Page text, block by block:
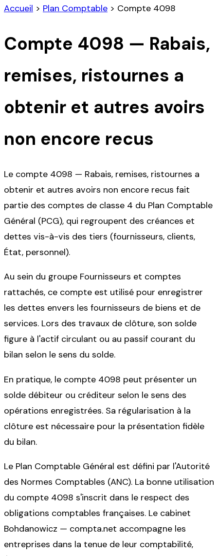
Accueil > Plan Comptable > Compte 4098
Compte 4098 — Rabais,
remises, ristournes a
obtenir et autres avoirs
non encore recus
Le compte 4098 — Rabais, remises, ristournes a
obtenir et autres avoirs non encore recus fait
partie des comptes de classe 4 du Plan Comptable
Général (PCG), qui regroupent des créances et
dettes vis-à-vis des tiers (fournisseurs, clients,
État, personnel).
Au sein du groupe Fournisseurs et comptes
rattachés, ce compte est utilisé pour enregistrer
les dettes envers les fournisseurs de biens et de
services. Lors des travaux de clôture, son solde
figure à l'actif circulant ou au passif courant du
bilan selon le sens du solde.
En pratique, le compte 4098 peut présenter un
solde débiteur ou créditeur selon le sens des
opérations enregistrées. Sa régularisation à la
clôture est nécessaire pour la présentation fidèle
du bilan.
Le Plan Comptable Général est défini par l'Autorité
des Normes Comptables (ANC). La bonne utilisation
du compte 4098 s'inscrit dans le respect des
obligations comptables françaises. Le cabinet
Bohdanowicz — compta.net accompagne les
entreprises dans la tenue de leur comptabilité,